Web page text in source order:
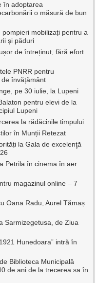
în adoptarea
o măsură de bun
mobilizați pentru a
și păduri
de întreținut, fără efort
PNRR pentru
învățământ
pe 30 iulie, la Lupeni
pentru elevi de la
Lupeni
la rădăcinile timpului
în Munții Retezat
la Gala de excelenţă
Petrila în cinema în aer
magazinul online – 7
Oana Radu, Aurel Tămaș
Sarmizegetusa, de Ziua
Hunedoara” intră în
Biblioteca Municipală
de ani de la trecerea sa în